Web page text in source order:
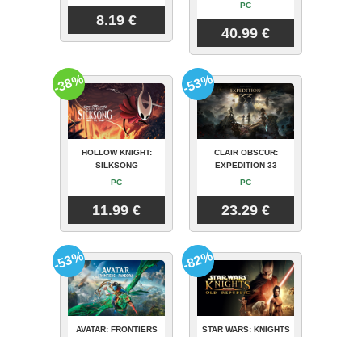
8.19 €
PC
40.99 €
HOLLOW KNIGHT:
SILKSONG
PC
11.99 €
-38%
CLAIR OBSCUR:
EXPEDITION 33
PC
23.29 €
-53%
AVATAR: FRONTIERS
-53%
STAR WARS: KNIGHTS
-82%